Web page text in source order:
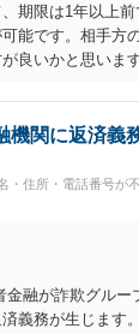
期限は1年以上
能です。相手方
良いかと思いま
機関に返済義
・住所・電話番号が
融が詐欺グルー
義務が生じます。